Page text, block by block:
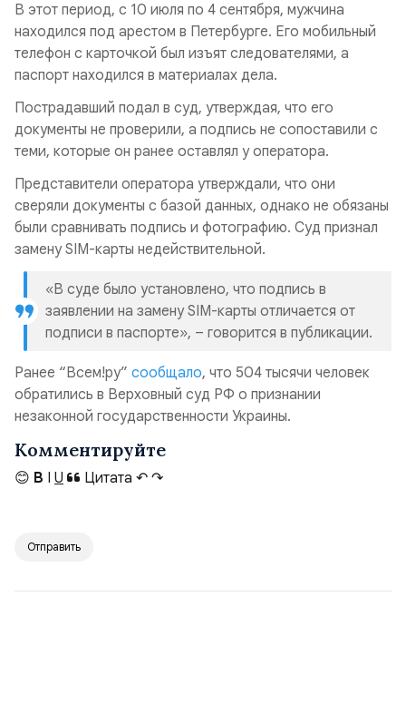
В этот период, с 10 июля по 4 сентября, мужчина
находился под арестом в Петербурге. Его мобильный
телефон с карточкой был изъят следователями, а
паспорт находился в материалах дела.
Пострадавший подал в суд, утверждая, что его
документы не проверили, а подпись не сопоставили с
теми, которые он ранее оставлял у оператора.
Представители оператора утверждали, что они
сверяли документы с базой данных, однако не обязаны
были сравнивать подпись и фотографию. Суд признал
замену SIM-карты недействительной.
«В суде было установлено, что подпись в
заявлении на замену SIM-карты отличается от
подписи в паспорте», – говорится в публикации.
Ранее “Всем!ру” сообщало, что 504 тысячи человек
обратились в Верховный суд РФ о признании
незаконной государственности Украины.
Комментируйте
😊 B I U Цитата ↶ ↷
Отправить